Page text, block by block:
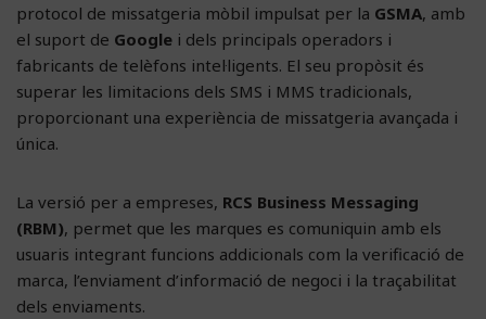
protocol de missatgeria mòbil impulsat per la GSMA, amb
el suport de Google i dels principals operadors i
fabricants de telèfons intel·ligents. El seu propòsit és
superar les limitacions dels SMS i MMS tradicionals,
proporcionant una experiència de missatgeria avançada i
única.
La versió per a empreses, RCS Business Messaging
(RBM), permet que les marques es comuniquin amb els
usuaris integrant funcions addicionals com la verificació de
marca, l’enviament d’informació de negoci i la traçabilitat
dels enviaments.